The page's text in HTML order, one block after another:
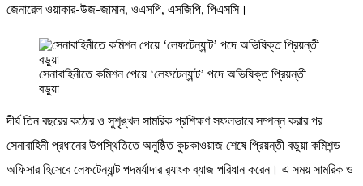
জেনারেল ওয়াকার-উজ-জামান, ওএসপি, এসজিপি, পিএসসি।
সেনাবাহিনীতে কমিশন পেয়ে ‘লেফটেন্যান্ট’ পদে অভিষিক্ত প্রিয়ন্তী
বড়ুয়া
দীর্ঘ তিন বছরের কঠোর ও সুশৃঙ্খল সামরিক প্রশিক্ষণ সফলভাবে সম্পন্ন করার পর
সেনাবাহিনী প্রধানের উপস্থিতিতে অনুষ্ঠিত কুচকাওয়াজ শেষে প্রিয়ন্তী বড়ুয়া কমিশন্ড
অফিসার হিসেবে লেফটেন্যান্ট পদমর্যাদার র‍্যাংক ব্যাজ পরিধান করেন। এ সময় সামরিক ও